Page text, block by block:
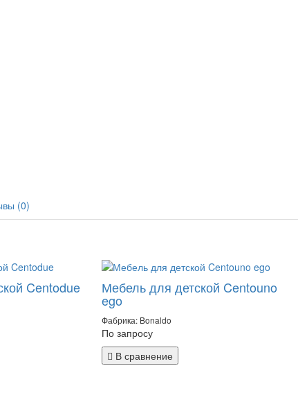
(0)
Centodue Мебель для детской Centouno
ego
Фабрика: Bonaldo
По запросу
В сравнение